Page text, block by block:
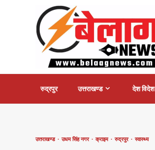
रुद्रपुर उत्तराखण्ड देश विदेश
उत्तराखण्ड उधम सिंह नगर क्राइम रुद्रपुर स्वास्थ्य